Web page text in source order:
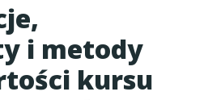
i metody
kursu